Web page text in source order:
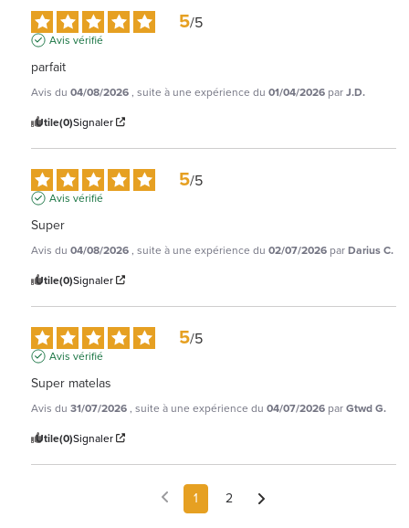
5/5
Avis vérifié
parfait
Avis du 04/08/2026, suite à une expérience du 01/04/2026 parJ.D.
Utile(0)Signaler
5/5
Avis vérifié
Super
Avis du 04/08/2026, suite à une expérience du 02/07/2026 parDarius C.
Utile(0)Signaler
5/5
Avis vérifié
Super matelas
Avis du 31/07/2026, suite à une expérience du 04/07/2026 parGtwd G.
Utile(0)Signaler
1 2